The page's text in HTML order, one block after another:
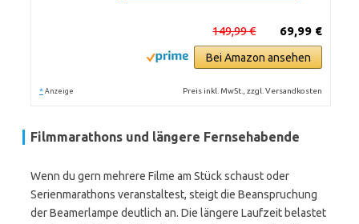
69,99 €
149,99 €
Bei Amazon ansehen
* Anzeige Preis inkl. MwSt., zzgl. Versandkosten
Filmmarathons und längere Fernsehabende
Wenn du gern mehrere Filme am Stück schaust oder
Serienmarathons veranstaltest, steigt die Beanspruchung
der Beamerlampe deutlich an. Die längere Laufzeit belastet